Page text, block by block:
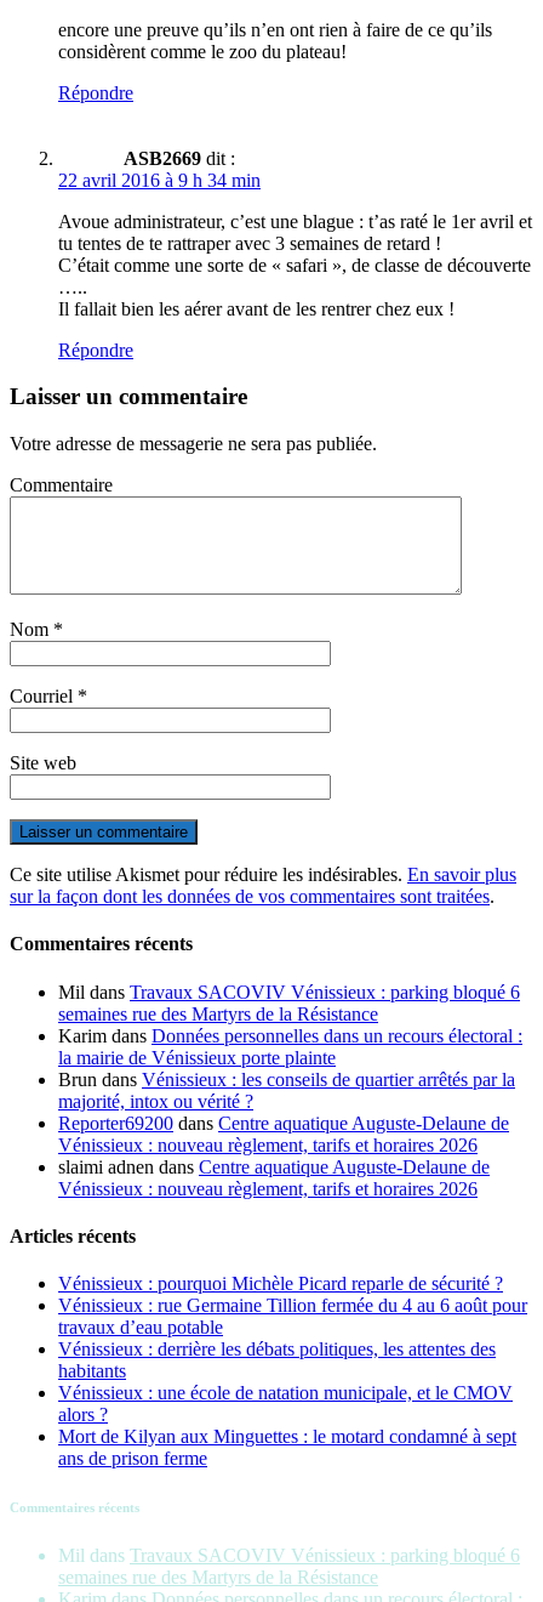
encore une preuve qu’ils n’en ont rien à faire de ce qu’ils
considèrent comme le zoo du plateau!
Répondre
ASB2669 dit :
22 avril 2016 à 9 h 34 min
Avoue administrateur, c’est une blague : t’as raté le 1er avril et
tu tentes de te rattraper avec 3 semaines de retard !
C’était comme une sorte de « safari », de classe de découverte
…..
Il fallait bien les aérer avant de les rentrer chez eux !
Répondre
Laisser un commentaire
Votre adresse de messagerie ne sera pas publiée.
Commentaire
Nom *
Courriel *
Site web
Ce site utilise Akismet pour réduire les indésirables. En savoir plus
sur la façon dont les données de vos commentaires sont traitées.
Commentaires récents
Mil dans Travaux SACOVIV Vénissieux : parking bloqué 6
semaines rue des Martyrs de la Résistance
Karim dans Données personnelles dans un recours électoral :
la mairie de Vénissieux porte plainte
Brun dans Vénissieux : les conseils de quartier arrêtés par la
majorité, intox ou vérité ?
Reporter69200 dans Centre aquatique Auguste-Delaune de
Vénissieux : nouveau règlement, tarifs et horaires 2026
slaimi adnen dans Centre aquatique Auguste-Delaune de
Vénissieux : nouveau règlement, tarifs et horaires 2026
Articles récents
Vénissieux : pourquoi Michèle Picard reparle de sécurité ?
Vénissieux : rue Germaine Tillion fermée du 4 au 6 août pour
travaux d’eau potable
Vénissieux : derrière les débats politiques, les attentes des
habitants
Vénissieux : une école de natation municipale, et le CMOV
alors ?
Mort de Kilyan aux Minguettes : le motard condamné à sept
ans de prison ferme
Commentaires récents
Mil dans Travaux SACOVIV Vénissieux : parking bloqué 6
semaines rue des Martyrs de la Résistance